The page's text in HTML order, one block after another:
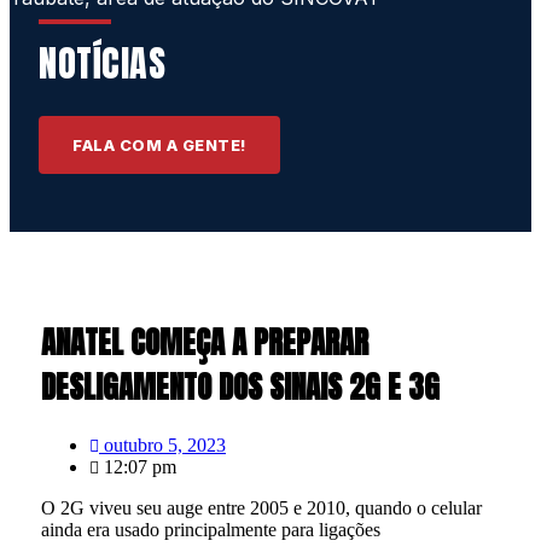
NOTÍCIAS
FALA COM A GENTE!
ANATEL COMEÇA A PREPARAR
DESLIGAMENTO DOS SINAIS 2G E 3G
outubro 5, 2023
12:07 pm
O 2G viveu seu auge entre 2005 e 2010, quando o celular
ainda era usado principalmente para ligações